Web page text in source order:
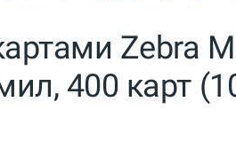
Zebra
400 карт